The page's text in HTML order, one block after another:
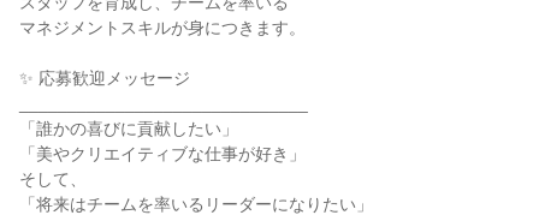
マネジメントスキルが身につきます。
✨ 応募歓迎メッセージ
「誰かの喜びに貢献したい」
「美やクリエイティブな仕事が好き」
そして、
「将来はチームを率いるリーダーになりたい」